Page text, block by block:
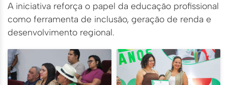
A iniciativa reforça o papel da educação profissional
como ferramenta de inclusão, geração de renda e
desenvolvimento regional.